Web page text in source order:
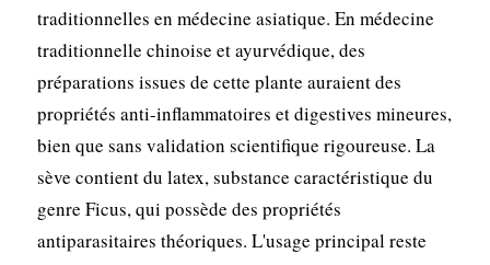
traditionnelles en médecine asiatique. En médecine
traditionnelle chinoise et ayurvédique, des
préparations issues de cette plante auraient des
propriétés anti-inflammatoires et digestives mineures,
bien que sans validation scientifique rigoureuse. La
sève contient du latex, substance caractéristique du
genre Ficus, qui possède des propriétés
antiparasitaires théoriques. L'usage principal reste